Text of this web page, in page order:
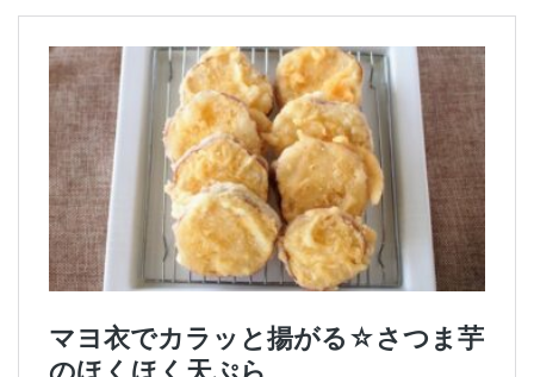
パン・パンケーキ・スコーン・食事パイ・ケークサレ・
粉もの
米/ご飯料理・もち料理
麺料理(パスタ・うどん・そうめん・春雨など)
ハム・ベーコン・ソーセー・・スパム・チーズ料理
豆腐・厚揚げ・油揚げ・納豆・豆類・豆製品料理